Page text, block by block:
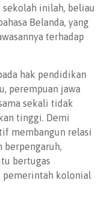
sekolah inilah, beliau
Belanda, yang
terhadap
hak pendidikan
perempuan jawa
sekali tidak
tinggi. Demi
membangun relasi
berpengaruh,
bertugas
pemerintah kolonial